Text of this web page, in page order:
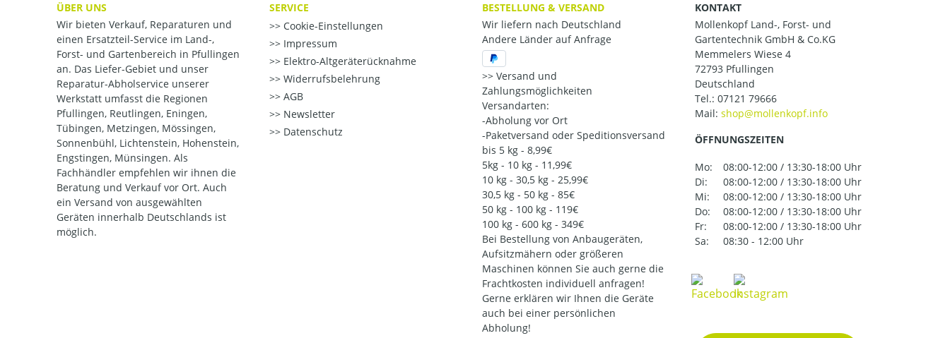
ÜBER UNS
Wir bieten Verkauf, Reparaturen und
einen Ersatzteil-Service im Land-,
Forst- und Gartenbereich in Pfullingen
an. Das Liefer-Gebiet und unser
Reparatur-Abholservice unserer
Werkstatt umfasst die Regionen
Pfullingen, Reutlingen, Eningen,
Tübingen, Metzingen, Mössingen,
Sonnenbühl, Lichtenstein, Hohenstein,
Engstingen, Münsingen. Als
Fachhändler empfehlen wir ihnen die
Beratung und Verkauf vor Ort. Auch
ein Versand von ausgewählten
Geräten innerhalb Deutschlands ist
möglich.
SERVICE
Cookie-Einstellungen
Impressum
Elektro-Altgeräterücknahme
Widerrufsbelehrung
AGB
Newsletter
Datenschutz
BESTELLUNG & VERSAND
Wir liefern nach Deutschland
Andere Länder auf Anfrage
Versand und
Zahlungsmöglichkeiten
Versandarten:
-Abholung vor Ort
-Paketversand oder Speditionsversand
bis 5 kg - 8,99€
5kg - 10 kg - 11,99€
10 kg - 30,5 kg - 25,99€
30,5 kg - 50 kg - 85€
50 kg - 100 kg - 119€
100 kg - 600 kg - 349€
Bei Bestellung von Anbaugeräten,
Aufsitzmähern oder größeren
Maschinen können Sie auch gerne die
Frachtkosten individuell anfragen!
Gerne erklären wir Ihnen die Geräte
auch bei einer persönlichen
Abholung!
KONTAKT
Mollenkopf Land-, Forst- und
Gartentechnik GmbH & Co.KG
Memmelers Wiese 4
72793 Pfullingen
Deutschland
Tel.: 07121 79666
Mail:
ÖFFNUNGSZEITEN
Mo:
08:00-12:00 / 13:30-18:00 Uhr
Di:
08:00-12:00 / 13:30-18:00 Uhr
Mi:
08:00-12:00 / 13:30-18:00 Uhr
Do:
08:00-12:00 / 13:30-18:00 Uhr
Fr:
08:00-12:00 / 13:30-18:00 Uhr
Sa:
08:30 - 12:00 Uhr